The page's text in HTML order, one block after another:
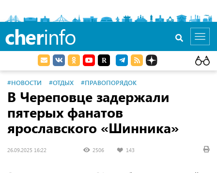
cherinfo
#НОВОСТИ #ОТДЫХ #ПРАВОПОРЯДОК
В Череповце задержали
пятерых фанатов
ярославского «Шинника»
26.09.2025 16:22 2506 143